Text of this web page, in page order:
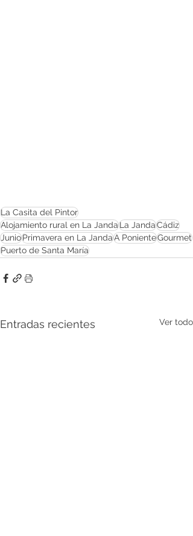
La Casita del Pintor
Alojamiento rural en La JandaLa JandaCádiz
JunioPrimavera en La JandaA PonienteGourmet
Puerto de Santa María
Entradas recientes Ver todo